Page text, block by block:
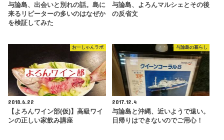
与論島、出会いと別れの話。島に
来るリピーターの多いのはなぜか
を検証してみた
与論島、よろんマルシェとその後
の反省文
おーしゃんラボ
2018.6.22
【よろんワイン部(仮)】高級ワイ
ンの正しい家飲み講座
与論島の暮らし
2017.12.4
与論島と沖縄、近いようで遠い。
日帰りはできないのでご用心！